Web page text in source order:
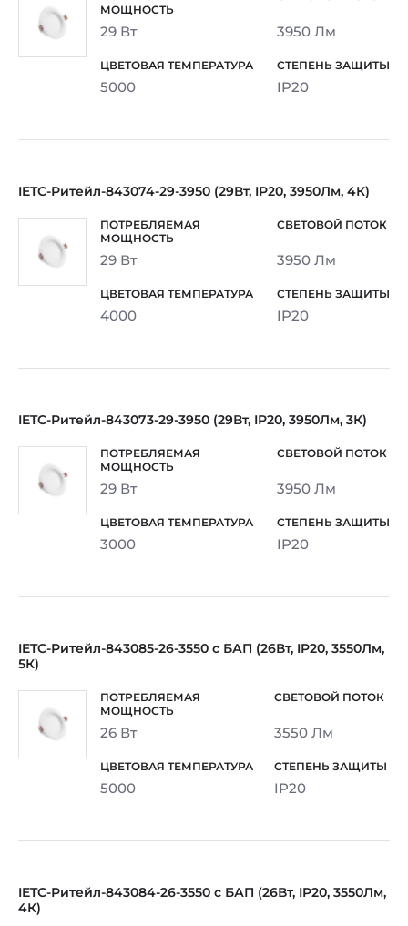
29 Вт 3950 Лм
5000 IP20
IETC-Ритейл-843074-29-3950 (29Вт, IP20, 3950Лм, 4К)
29 Вт 3950 Лм
4000 IP20
IETC-Ритейл-843073-29-3950 (29Вт, IP20, 3950Лм, 3К)
29 Вт 3950 Лм
3000 IP20
IETC-Ритейл-843085-26-3550 с БАП (26Вт, IP20, 3550Лм,
5К)
26 Вт 3550 Лм
5000 IP20
IETC-Ритейл-843084-26-3550 с БАП (26Вт, IP20, 3550Лм,
4К)